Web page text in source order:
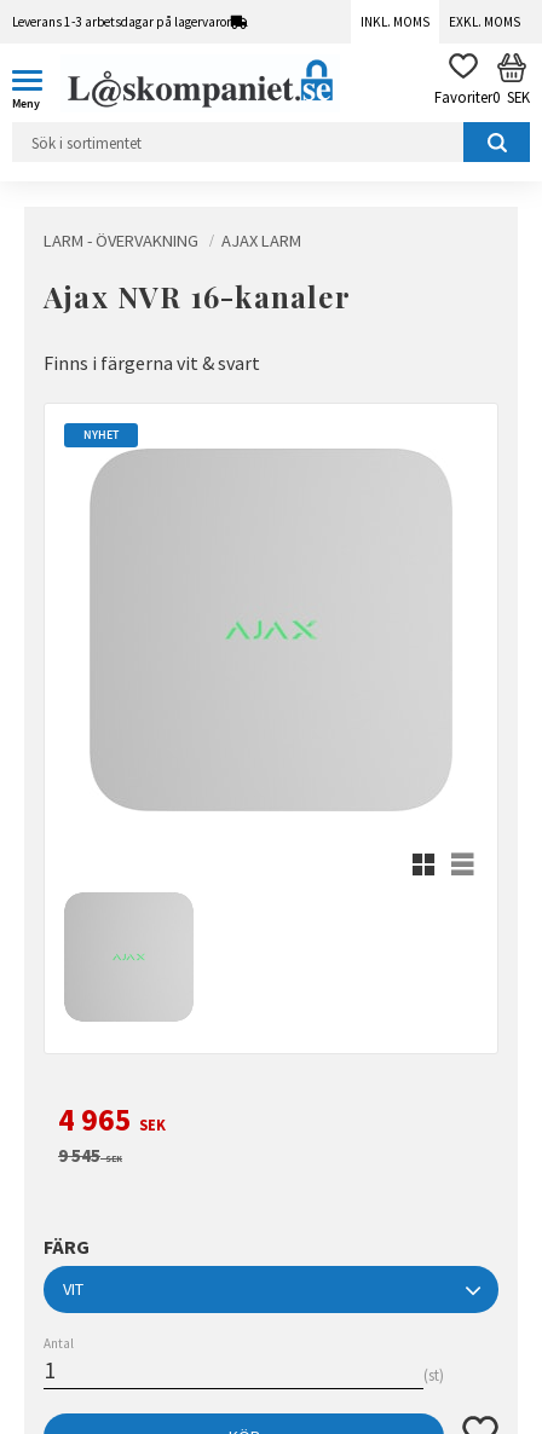
Leverans 1-3 arbetsdagar på lagervaror INKL. MOMS EXKL. MOMS
FAVORITER
0 SEK
LARM - ÖVERVAKNING AJAX LARM
Ajax NVR 16-kanaler
Finns i färgerna vit & svart
NYHET
Rutnätsvy
Listvy
Nedsatt pris:
4 965 SEK
Ordinarie pris:
9 545SEK
FÄRG
Antal
st
Lägg till